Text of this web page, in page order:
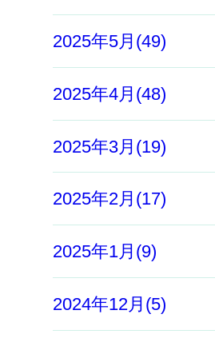
2025年5月(49)
2025年4月(48)
2025年3月(19)
2025年2月(17)
2025年1月(9)
2024年12月(5)